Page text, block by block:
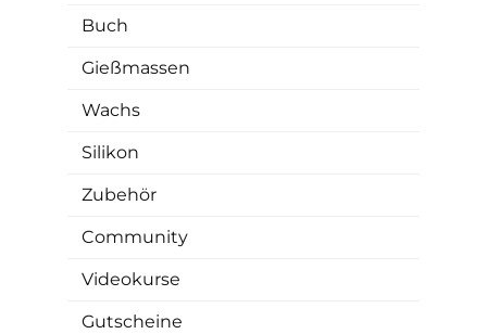
Buch
Gießmassen
Wachs
Silikon
Zubehör
Community
Videokurse
Gutscheine